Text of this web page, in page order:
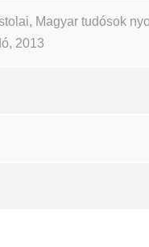
Magyar tudósok
2013